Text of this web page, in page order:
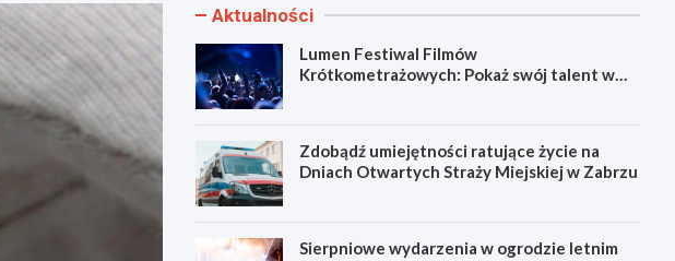
Aktualności
Lumen Festiwal Filmów
Krótkometrażowych: Pokaż swój talent w
Zdobądź umiejętności ratujące życie na
Dniach Otwartych Straży Miejskiej w Zabrzu
Sierpniowe wydarzenia w ogrodzie letnim